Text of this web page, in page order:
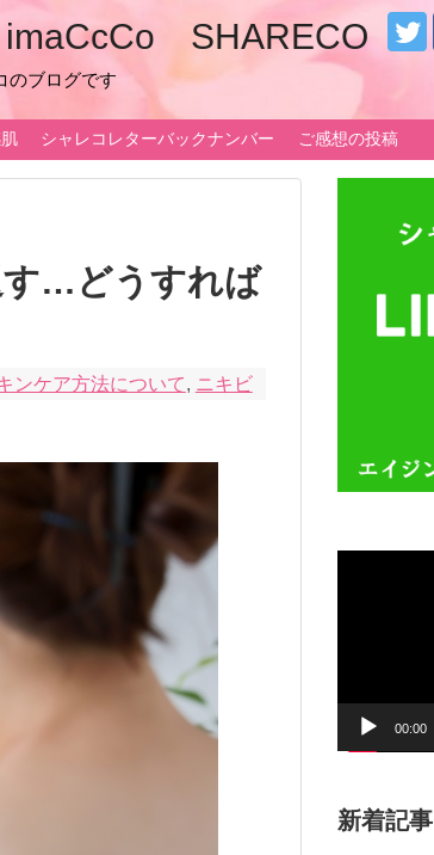
SHARECO
のブログです
シャレコレターバックナンバー ご感想の投稿
す…どうすれば
ンケア方法について, ニキビ
00:00
新着記事